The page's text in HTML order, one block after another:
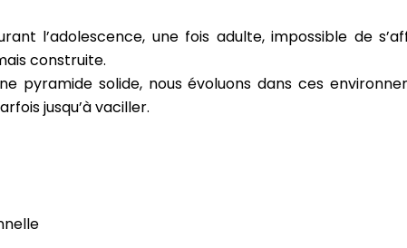
l’adolescence, une fois adulte, impossible de
construite.
pyramide solide, nous évoluons dans ces
jusqu’à vaciller.